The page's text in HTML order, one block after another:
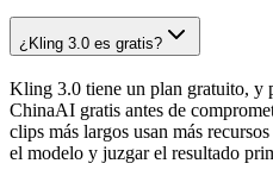
¿Kling 3.0 es gratis?
Kling 3.0 tiene un plan gratuito, y
ChinaAI gratis antes de
clips más largos usan más
el modelo y juzgar el resultado